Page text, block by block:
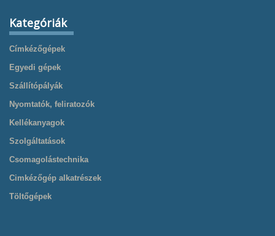
Kategóriák
Címkézőgépek
Egyedi gépek
Szállítópályák
Nyomtatók, feliratozók
Kellékanyagok
Szolgáltatások
Csomagolástechnika
Cimkézőgép alkatrészek
Töltőgépek